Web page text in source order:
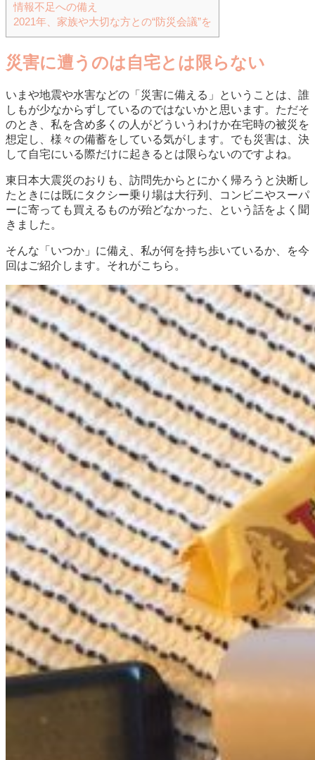
情報不足への備え
2021年、家族や大切な方との“防災会議”を
災害に遭うのは自宅とは限らない
いまや地震や水害などの「災害に備える」ということは、誰
しもが少なからずしているのではないかと思います。ただそ
のとき、私を含め多くの人がどういうわけか在宅時の被災を
想定し、様々の備蓄をしている気がします。でも災害は、決
して自宅にいる際だけに起きるとは限らないのですよね。
東日本大震災のおりも、訪問先からとにかく帰ろうと決断し
たときには既にタクシー乗り場は大行列、コンビニやスーパ
ーに寄っても買えるものが殆どなかった、という話をよく聞
きました。
そんな「いつか」に備え、私が何を持ち歩いているか、を今
回はご紹介します。それがこちら。